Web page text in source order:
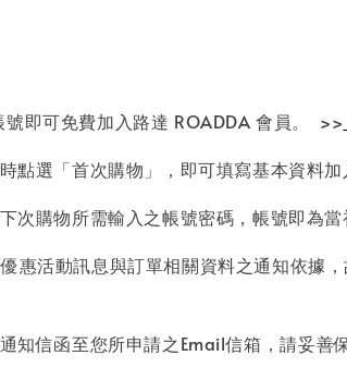
號即可免費加入路達 ROADDA 會員。 >>
點選「首次購物」，即可填寫基本資料加
次購物所需輸入之帳號密碼，帳號即為當
惠活動訊息與訂單相關資料之通知依
知信函至您所申請之Email信箱，請妥